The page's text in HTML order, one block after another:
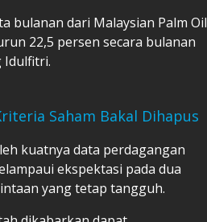
bulanan dari Malaysian Palm Oil
22,5 persen secara bulanan
Idulfitri.
Saham Bakal Dihapus
kuatnya data perdagangan
ekspektasi pada dua
yang tetap tangguh.